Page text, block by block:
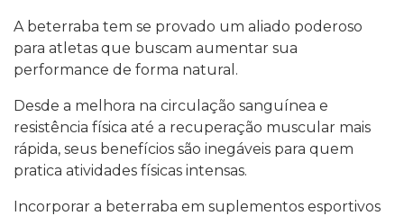
A beterraba tem se provado um aliado poderoso
para atletas que buscam aumentar sua
performance de forma natural.
Desde a melhora na circulação sanguínea e
resistência física até a recuperação muscular mais
rápida, seus benefícios são inegáveis para quem
pratica atividades físicas intensas.
Incorporar a beterraba em suplementos esportivos